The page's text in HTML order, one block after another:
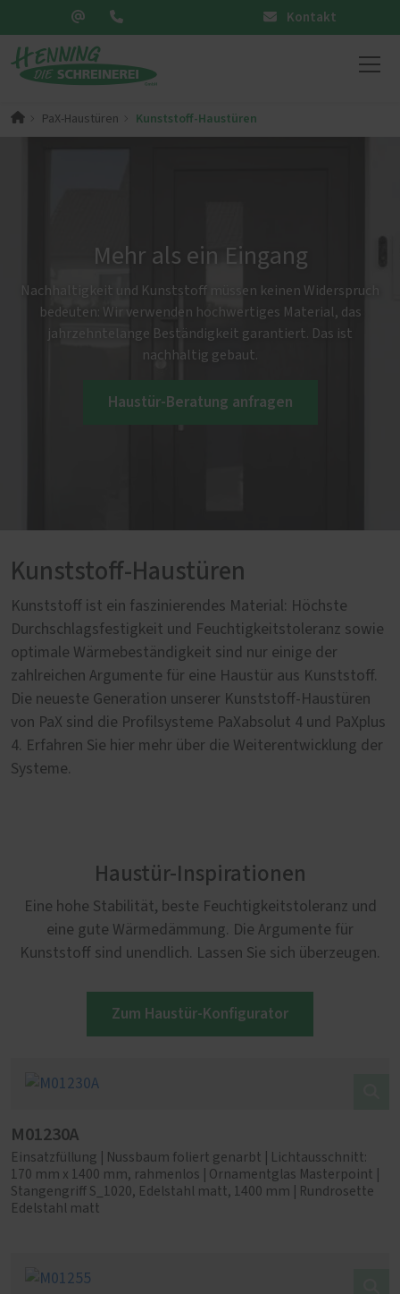
Kontakt
PaX-Haustüren Kunststoff-Haustüren
Mehr als ein Eingang
Nachhaltigkeit und Kunststoff müssen keinen Widerspruch
bedeuten: Wir verwenden hochwertiges Material, das
jahrzehntelange Beständigkeit garantiert. Das ist
nachhaltig gebaut.
Haustür-Beratung anfragen
Kunststoff-Haustüren
Kunststoff ist ein faszinierendes Material: Höchste
Durchschlagsfestigkeit und Feuchtigkeitstoleranz sowie
optimale Wärmebeständigkeit sind nur einige der
zahlreichen Argumente für eine Haustür aus Kunststoff.
Die neueste Generation unserer Kunststoff-Haustüren
von PaX sind die Profilsysteme PaXabsolut 4 und PaXplus
4. Erfahren Sie hier mehr über die Weiterentwicklung der
Systeme.
Haustür-Inspirationen
Eine hohe Stabilität, beste Feuchtigkeitstoleranz und
eine gute Wärmedämmung. Die Argumente für
Kunststoff sind unendlich. Lassen Sie sich überzeugen.
Zum Haustür-Konfigurator
M01230A
Einsatzfüllung | Nussbaum foliert genarbt | Lichtausschnitt:
170 mm x 1400 mm, rahmenlos | Ornamentglas Masterpoint |
Stangengriff S_1020, Edelstahl matt, 1400 mm | Rundrosette
Edelstahl matt